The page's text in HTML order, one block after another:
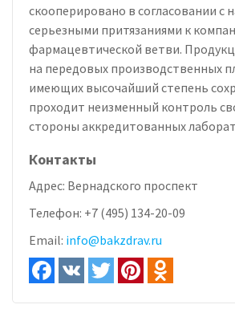
скооперировано в согласовании с
серьезными притязаниями к
фармацевтической ветви.
на передовых производственных
имеющих высочайший степень
проходит неизменный контроль
стороны аккредитованных
Контакты
Адрес: Вернадского проспект
Телефон: +7 (495) 134-20-09
Email: info@bakzdrav.ru